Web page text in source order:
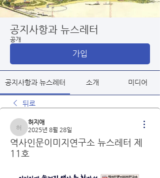
공지사항과 뉴스레터
공개
가입
공지사항과 뉴스레터 소개 미디어
뒤로
허지애
허지애
2025년 8월 28일
역사인문이미지연구소 뉴스레터 제
11호